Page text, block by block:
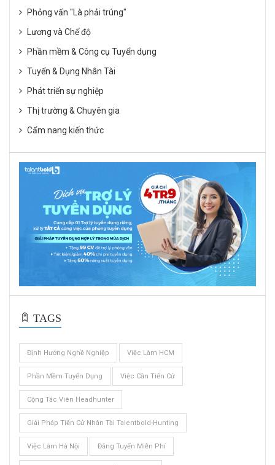
Phỏng vấn "Là phải trúng"
Lương và Chế độ
Phần mềm & Công cụ Tuyển dụng
Tuyển & Dụng Nhân Tài
Phát triển sự nghiệp
Thị trường & Chuyên gia
Cẩm nang kiến thức
TAGS
Định Hướng Nghề Nghiệp Việc Làm HCM
Phần Mềm Tuyển Dụng Việc Cần Tiến Cử
Cộng Tác Viên Headhunter
Giải Pháp Tiến Cử Nhân Tài Talentbold-Hunting
Việc Làm Hà Nội Đăng Tuyển Miễn Phí